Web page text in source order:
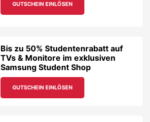
GUTSCHEIN EINLÖSEN
Bis zu 50% Studentenrabatt auf
TVs & Monitore im exklusiven
Samsung Student Shop
GUTSCHEIN EINLÖSEN